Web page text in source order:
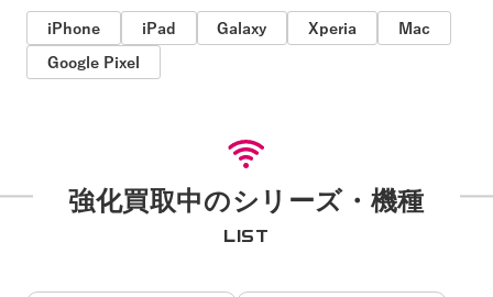
iPhone iPad Galaxy Xperia
Mac
Google Pixel
強化買取中のシリーズ・機種
LIST